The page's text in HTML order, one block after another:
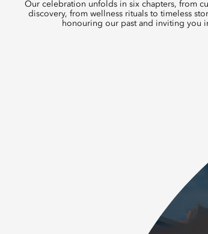
Our celebration unfolds in six chapters, from
discovery, from wellness rituals to timeless
honouring our past and inviting you